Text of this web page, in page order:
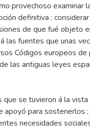
provechoso examinar
definitiva ;
de que fué objeto
las fuentes que unas
Códigos europeos
las antiguas leyes
se tuvieron á la
para sostenerlos
necesidades